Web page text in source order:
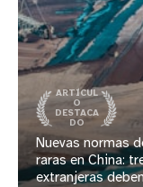
ARTÍCUL
O
DESTACA
DO
Nuevas normas
raras en China:
extranjeras